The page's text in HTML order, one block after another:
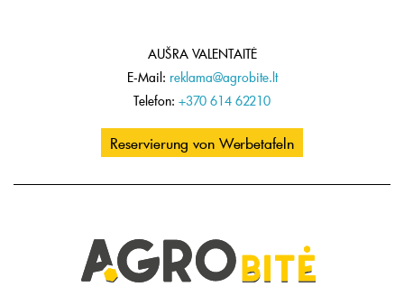
AUŠRA VALENTAITĖ
E-Mail: reklama@agrobite.lt
Telefon: +370 614 62210
Reservierung von Werbetafeln